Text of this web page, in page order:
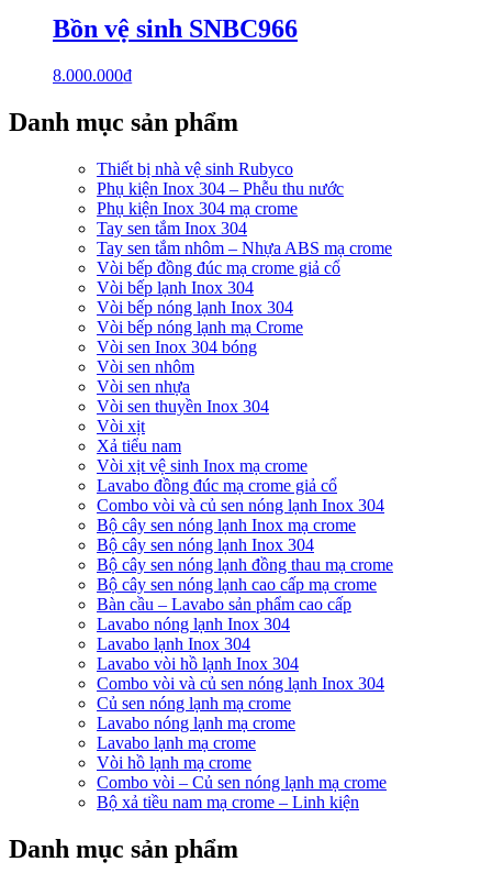
Bồn vệ sinh SNBC966
8.000.000₫
Danh mục sản phẩm
Thiết bị nhà vệ sinh Rubyco
Phụ kiện Inox 304 – Phễu thu nước
Phụ kiện Inox 304 mạ crome
Tay sen tắm Inox 304
Tay sen tắm nhôm – Nhựa ABS mạ crome
Vòi bếp đồng đúc mạ crome giả cổ
Vòi bếp lạnh Inox 304
Vòi bếp nóng lạnh Inox 304
Vòi bếp nóng lạnh mạ Crome
Vòi sen Inox 304 bóng
Vòi sen nhôm
Vòi sen nhựa
Vòi sen thuyền Inox 304
Vòi xịt
Xả tiểu nam
Vòi xịt vệ sinh Inox mạ crome
Lavabo đồng đúc mạ crome giả cổ
Combo vòi và củ sen nóng lạnh Inox 304
Bộ cây sen nóng lạnh Inox mạ crome
Bộ cây sen nóng lạnh Inox 304
Bộ cây sen nóng lạnh đồng thau mạ crome
Bộ cây sen nóng lạnh cao cấp mạ crome
Bàn cầu – Lavabo sản phẩm cao cấp
Lavabo nóng lạnh Inox 304
Lavabo lạnh Inox 304
Lavabo vòi hồ lạnh Inox 304
Combo vòi và củ sen nóng lạnh Inox 304
Củ sen nóng lạnh mạ crome
Lavabo nóng lạnh mạ crome
Lavabo lạnh mạ crome
Vòi hồ lạnh mạ crome
Combo vòi – Củ sen nóng lạnh mạ crome
Bộ xả tiều nam mạ crome – Linh kiện
Danh mục sản phẩm